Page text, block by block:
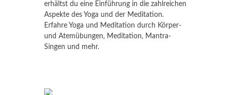
erhältst du eine Einführung in die zahlreichen
Aspekte des Yoga und der Meditation.
Erfahre Yoga und Meditation durch Körper-
und Atemübungen, Meditation, Mantra-
Singen und mehr.